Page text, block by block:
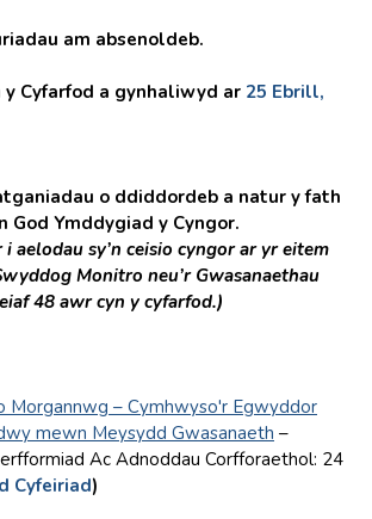
am absenoldeb.
a gynhaliwyd ar 25 Ebrill,
o ddiddordeb a natur y fath
God Ymddygiad y Cyngor.
aelodau sy’n ceisio cyngor ar yr eitem
Monitro neu’r Gwasanaethau
48 awr cyn y cyfarfod.)
Morgannwg – Cymhwyso'r Egwyddor
mewn Meysydd Gwasanaeth –
Ac Adnoddau Corfforaethol: 24
Cyfeiriad)